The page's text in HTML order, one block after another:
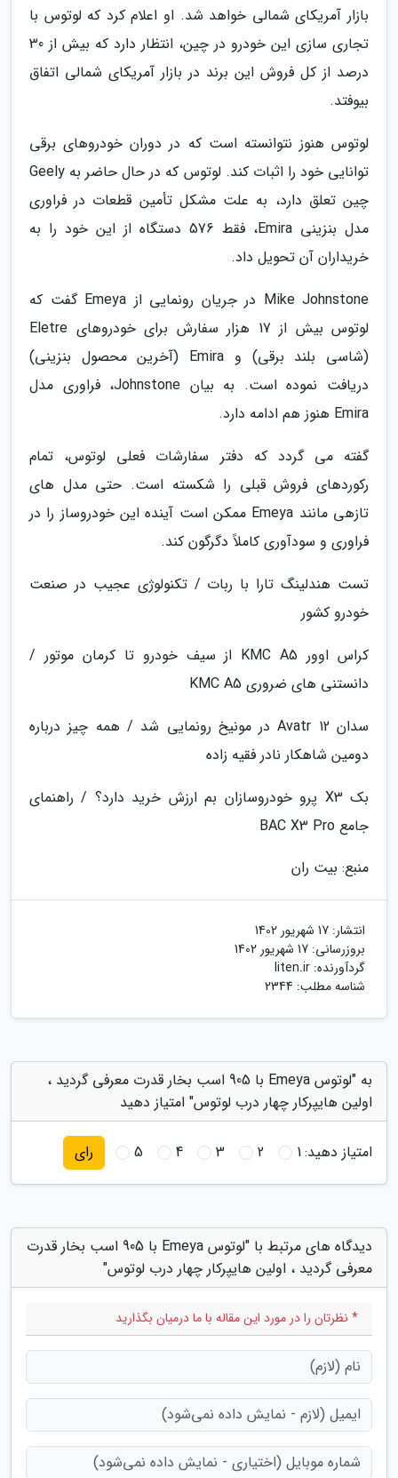
بازار آمریکای شمالی خواهد شد. او اعلام کرد که لوتوس با
تجاری سازی این خودرو در چین، انتظار دارد که بیش از 30
درصد از کل فروش این برند در بازار آمریکای شمالی اتفاق
بیوفتد.
لوتوس هنوز نتوانسته است که در دوران خودروهای برقی
توانایی خود را اثبات کند. لوتوس که در حال حاضر به Geely
چین تعلق دارد، به علت مشکل تأمین قطعات در فراوری
مدل بنزینی Emira، فقط 576 دستگاه از این خود را به
خریداران آن تحویل داد.
Mike Johnstone در جریان رونمایی از Emeya گفت که
لوتوس بیش از 17 هزار سفارش برای خودروهای Eletre
(شاسی بلند برقی) و Emira (آخرین محصول بنزینی)
دریافت نموده است. به بیان Johnstone، فراوری مدل
Emira هنوز هم ادامه دارد.
گفته می گردد که دفتر سفارشات فعلی لوتوس، تمام
رکوردهای فروش قبلی را شکسته است. حتی مدل های
تازهی مانند Emeya ممکن است آینده این خودروساز را در
فراوری و سودآوری کاملاً دگرگون کند.
تست هندلینگ تارا با ربات / تکنولوژی عجیب در صنعت
خودرو کشور
کراس اوور KMC A5 از سیف خودرو تا کرمان موتور /
دانستنی های ضروری KMC A5
سدان Avatr 12 در مونیخ رونمایی شد / همه چیز درباره
دومین شاهکار نادر فقیه زاده
بک X3 پرو خودروسازان بم ارزش خرید دارد؟ / راهنمای
جامع BAC X3 Pro
منبع: بیت ران
انتشار: 17 شهریور 1402
بروزرسانی: 17 شهریور 1402
گردآورنده: liten.ir
شناسه مطلب: 2344
به "لوتوس Emeya با 905 اسب بخار قدرت معرفی گردید ،
اولین هایپرکار چهار درب لوتوس" امتیاز دهید
امتیاز دهید:1
2
3
4
5 رای
دیدگاه های مرتبط با "لوتوس Emeya با 905 اسب بخار قدرت
معرفی گردید ، اولین هایپرکار چهار درب لوتوس"
* نظرتان را در مورد این مقاله با ما درمیان بگذارید